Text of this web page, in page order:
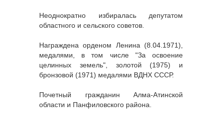
Неоднократно избиралась депутатом
областного и сельского советов.
Награждена орденом Ленина (8.04.1971),
медалями, в том числе "За освоение
целинных земель", золотой (1975) и
бронзовой (1971) медалями ВДНХ СССР.
Почетный гражданин Алма-Атинской
области и Панфиловского района.